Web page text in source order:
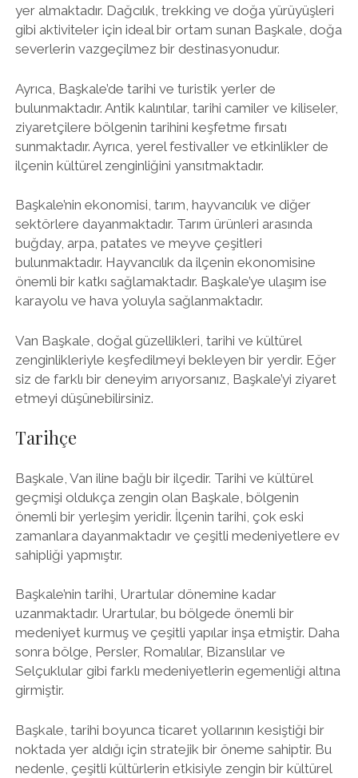
yer almaktadır. Dağcılık, trekking ve doğa yürüyüşleri
gibi aktiviteler için ideal bir ortam sunan Başkale, doğa
severlerin vazgeçilmez bir destinasyonudur.
Ayrıca, Başkale’de tarihi ve turistik yerler de
bulunmaktadır. Antik kalıntılar, tarihi camiler ve kiliseler,
ziyaretçilere bölgenin tarihini keşfetme fırsatı
sunmaktadır. Ayrıca, yerel festivaller ve etkinlikler de
ilçenin kültürel zenginliğini yansıtmaktadır.
Başkale’nin ekonomisi, tarım, hayvancılık ve diğer
sektörlere dayanmaktadır. Tarım ürünleri arasında
buğday, arpa, patates ve meyve çeşitleri
bulunmaktadır. Hayvancılık da ilçenin ekonomisine
önemli bir katkı sağlamaktadır. Başkale’ye ulaşım ise
karayolu ve hava yoluyla sağlanmaktadır.
Van Başkale, doğal güzellikleri, tarihi ve kültürel
zenginlikleriyle keşfedilmeyi bekleyen bir yerdir. Eğer
siz de farklı bir deneyim arıyorsanız, Başkale’yi ziyaret
etmeyi düşünebilirsiniz.
Tarihçe
Başkale, Van iline bağlı bir ilçedir. Tarihi ve kültürel
geçmişi oldukça zengin olan Başkale, bölgenin
önemli bir yerleşim yeridir. İlçenin tarihi, çok eski
zamanlara dayanmaktadır ve çeşitli medeniyetlere ev
sahipliği yapmıştır.
Başkale’nin tarihi, Urartular dönemine kadar
uzanmaktadır. Urartular, bu bölgede önemli bir
medeniyet kurmuş ve çeşitli yapılar inşa etmiştir. Daha
sonra bölge, Persler, Romalılar, Bizanslılar ve
Selçuklular gibi farklı medeniyetlerin egemenliği altına
girmiştir.
Başkale, tarihi boyunca ticaret yollarının kesiştiği bir
noktada yer aldığı için stratejik bir öneme sahiptir. Bu
nedenle, çeşitli kültürlerin etkisiyle zengin bir kültürel